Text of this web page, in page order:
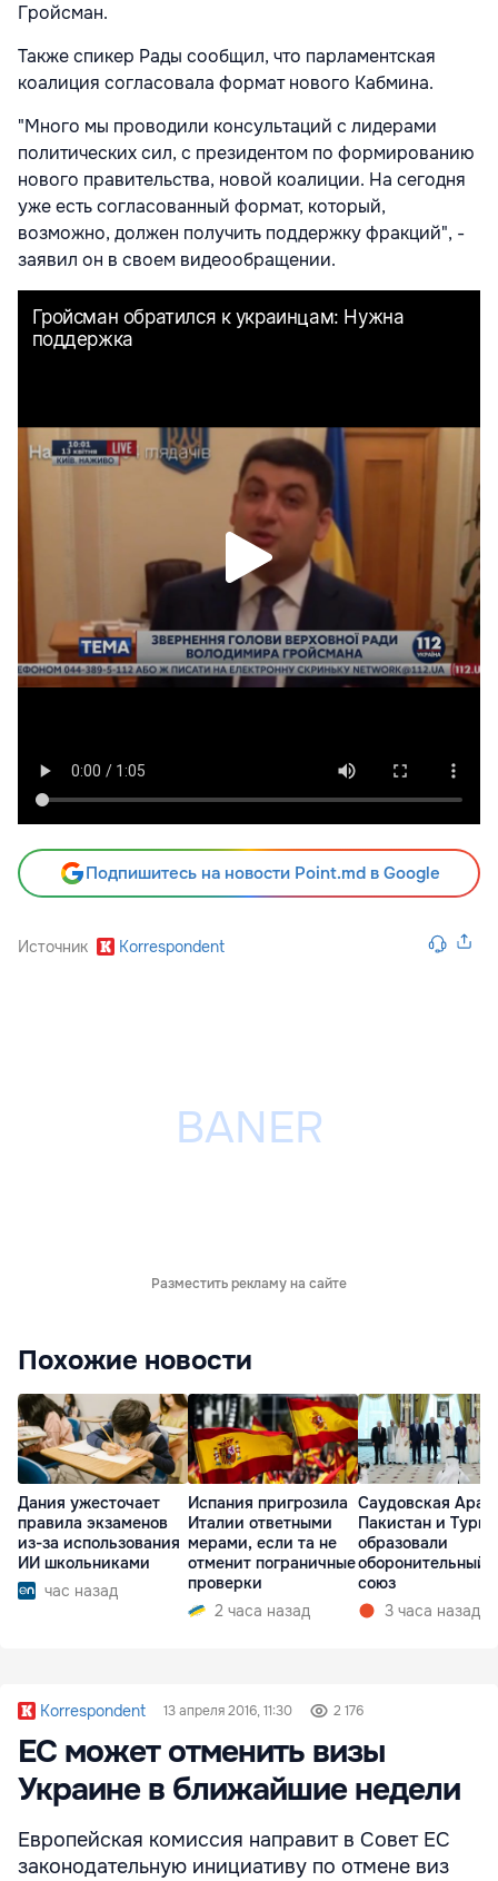
Гройсман.
Также спикер Рады сообщил, что парламентская
коалиция согласовала формат нового Кабмина.
"Много мы проводили консультаций с лидерами
политических сил, с президентом по формированию
нового правительства, новой коалиции. На сегодня
уже есть согласованный формат, который,
возможно, должен получить поддержку фракций", -
заявил он в своем видеообращении.
Подпишитесь на новости Point.md в Google
Источник Korrespondent
Разместить рекламу на сайте
Похожие новости
Дания ужесточает
правила экзаменов
из-за использования
ИИ школьниками
час назад
Испания пригрозила
Италии ответными
мерами, если та не
отменит пограничные
проверки
2 часа назад
Саудовская
Пакистан и
образовали
оборонительный
союз
3 часа назад
Korrespondent 13 апреля 2016, 11:30 2 176
ЕС может отменить визы
Украине в ближайшие недели
Европейская комиссия направит в Совет ЕС
законодательную инициативу по отмене виз